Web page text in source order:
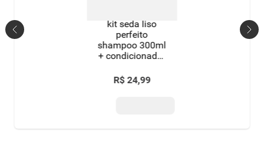
kit seda liso
perfeito
shampoo 300ml
+ condicionador
R$ 24,99